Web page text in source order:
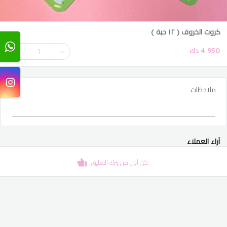
كروت الخروف ( ١٢ حبة )
4.950 دك 1
ملاحظات
آراء العملاء
كن أول من يترك التعليق